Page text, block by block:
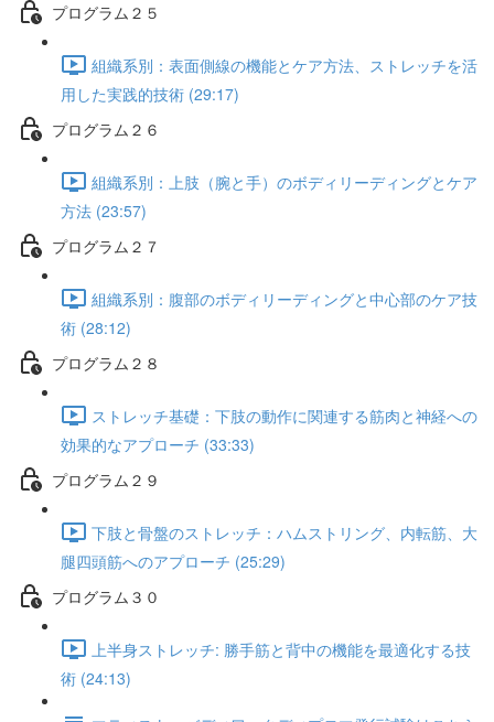
プログラム２５
組織系別：表面側線の機能とケア方法、ストレッチを活
用した実践的技術 (29:17)
プログラム２６
組織系別：上肢（腕と手）のボディリーディングとケア
方法 (23:57)
プログラム２７
組織系別：腹部のボディリーディングと中心部のケア技
術 (28:12)
プログラム２８
ストレッチ基礎：下肢の動作に関連する筋肉と神経への
効果的なアプローチ (33:33)
プログラム２９
下肢と骨盤のストレッチ：ハムストリング、内転筋、大
腿四頭筋へのアプローチ (25:29)
プログラム３０
上半身ストレッチ: 勝手筋と背中の機能を最適化する技
術 (24:13)